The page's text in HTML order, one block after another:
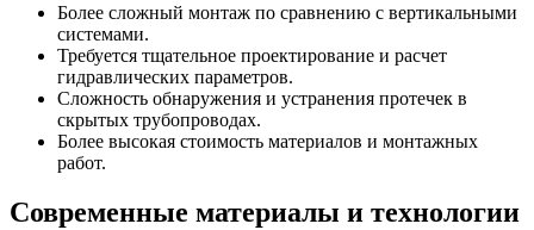
Более сложный монтаж по сравнению с вертикальными
системами.
Требуется тщательное проектирование и расчет
гидравлических параметров.
Сложность обнаружения и устранения протечек в
скрытых трубопроводах.
Более высокая стоимость материалов и монтажных
работ.
Современные материалы и технологии